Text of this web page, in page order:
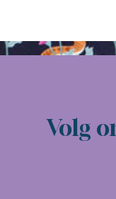
Volg